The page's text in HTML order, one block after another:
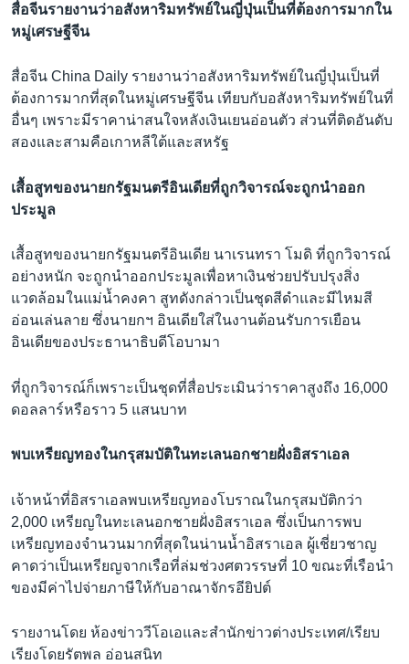
สื่อจีนรายงานว่าอสังหาริมทรัพย์ในญี่ปุ่นเป็นที่ต้องการมากใน
หมู่เศรษฐีจีน
สื่อจีน China Daily รายงานว่าอสังหาริมทรัพย์ในญี่ปุ่นเป็นที่
ต้องการมากที่สุดในหมู่เศรษฐีจีน เทียบกับอสังหาริมทรัพย์ในที่
อื่นๆ เพราะมีราคาน่าสนใจหลังเงินเยนอ่อนตัว ส่วนที่ติดอันดับ
สองและสามคือเกาหลีใต้และสหรัฐ
เสื้อสูทของนายกรัฐมนตรีอินเดียที่ถูกวิจารณ์จะถูกนำออก
ประมูล
เสื้อสูทของนายกรัฐมนตรีอินเดีย นาเรนทรา โมดิ ที่ถูกวิจารณ์
อย่างหนัก จะถูกนำออกประมูลเพื่อหาเงินช่วยปรับปรุงสิ่ง
แวดล้อมในแม่น้ำคงคา สูทดังกล่าวเป็นชุดสีดำและมีไหมสี
อ่อนเล่นลาย ซึ่งนายกฯ อินเดียใส่ในงานต้อนรับการเยือน
อินเดียของประธานาธิบดีโอบามา
ที่ถูกวิจารณ์ก็เพราะเป็นชุดที่สื่อประเมินว่าราคาสูงถึง 16,000
ดอลลาร์หรือราว 5 แสนบาท
พบเหรียญทองในกรุสมบัติในทะเลนอกชายฝั่งอิสราเอล
เจ้าหน้าที่อิสราเอลพบเหรียญทองโบราณในกรุสมบัติกว่า
2,000 เหรียญในทะเลนอกชายฝั่งอิสราเอล ซึ่งเป็นการพบ
เหรียญทองจำนวนมากที่สุดในน่านน้ำอิสราเอล ผู้เชี่ยวชาญ
คาดว่าเป็นเหรียญจากเรือที่ล่มช่วงศตวรรษที่ 10 ขณะที่เรือนำ
ของมีค่าไปจ่ายภาษีให้กับอาณาจักรอียิปต์
รายงานโดย ห้องข่าววีโอเอและสำนักข่าวต่างประเทศ/เรียบ
เรียงโดยรัตพล อ่อนสนิท